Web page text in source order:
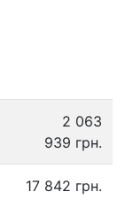
2 063
939 грн.
17 842 грн.